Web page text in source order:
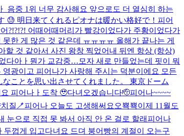
음중 1위 너무 감사해요 앞으로도 더 열심히 하는
😓 明日来てくれるピオナは暖かい格好で！ 피어
?!?!?! 어때어때 머리가 빨강이었다가 주황이었다가
한 게 많은 것 같은데 ㅠㅠㅠㅠ 올해가 끝나는 게
할 것 같아서 사진 왕창 찍었어 내 뒤엔 항상 (항상)
다아ㅏ 뭔가 교감중… 모자 새로 만들었는데 핏이 뭐
광이고 피어나가 사랑해 주시는 덕분이에요 모든
ことを思い出させてくれました。 東京ドーム
피어나ㅏ 도착 🥹다녀오겠습니다🫡피어나~~~~
질🪥피어나 오늘도 고생해써요오뾱뾱이제 11월도
눈으로 직접 못 봐서 아직 안 온 걸로 할래 피어나
두껍게 입고다녀요 드뎌 붕어빵의 계절이 오는구